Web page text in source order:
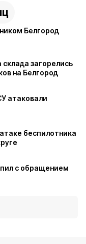
Белгород
загорелись
на Белгород
атаковали
беспилотника
с обращением